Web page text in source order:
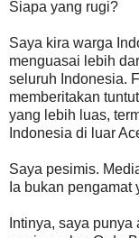
Siapa yang rugi?
Saya kira warga
menguasai lebih
seluruh Indonesia.
memberitakan
yang lebih luas,
Indonesia di luar
Saya pesimis.
Ia bukan pengamat
Intinya, saya